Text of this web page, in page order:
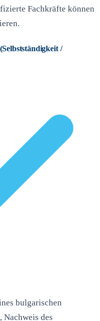
Fachkräfte können
/
bulgarischen
Nachweis des